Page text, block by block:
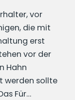
vor
die mit
erst
vor der
Hahn
werden sollte
Für…